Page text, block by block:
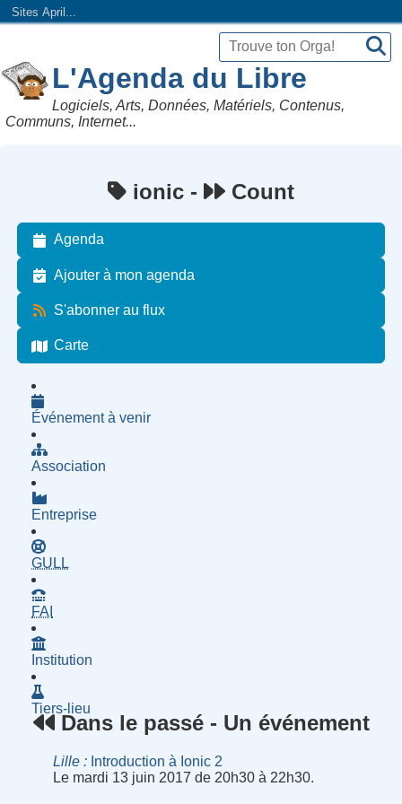
Sites April...
L'Agenda du Libre
Logiciels, Arts, Données, Matériels, Contenus,
Communs, Internet...
ionic - Count
Agenda
Ajouter à mon agenda
S'abonner au flux
Carte
Événement à venir
Association
Entreprise
GULL
FAI
Institution
Tiers-lieu
Dans le passé - Un événement
Lille
Introduction à Ionic 2
Le mardi 13 juin 2017 de 20h30 à 22h30.